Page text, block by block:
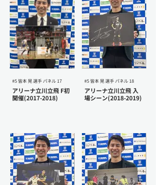
#5 皆本 晃 選手 パネル 17
アリーナ立川立飛 F初
開催(2017-2018)
#5 皆本 晃 選手 パネル 18
アリーナ立川立飛 入
場シーン(2018-2019)